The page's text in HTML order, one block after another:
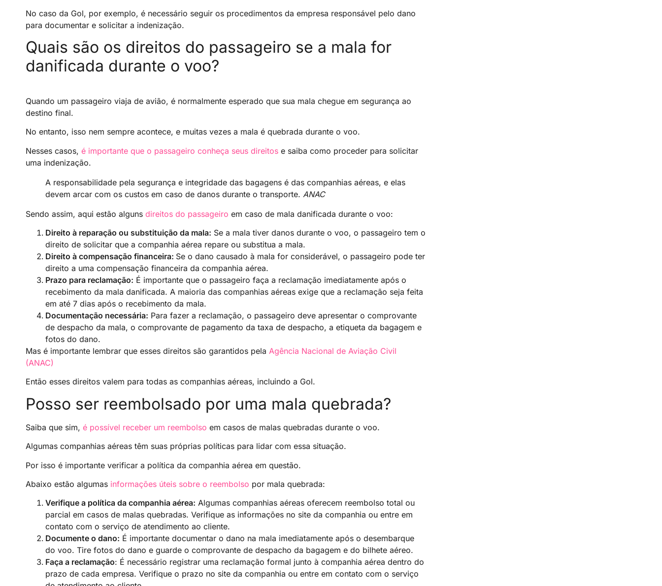
No caso da Gol, por exemplo, é necessário seguir os procedimentos da empresa responsável pelo dano
para documentar e solicitar a indenização.
Quais são os direitos do passageiro se a mala for
danificada durante o voo?
Quando um passageiro viaja de avião, é normalmente esperado que sua mala chegue em segurança ao
destino final.
No entanto, isso nem sempre acontece, e muitas vezes a mala é quebrada durante o voo.
Nesses casos, é importante que o passageiro conheça seus direitos e saiba como proceder para solicitar
uma indenização.
A responsabilidade pela segurança e integridade das bagagens é das companhias aéreas, e elas
devem arcar com os custos em caso de danos durante o transporte. ANAC
Sendo assim, aqui estão alguns direitos do passageiro em caso de mala danificada durante o voo:
Direito à reparação ou substituição da mala: Se a mala tiver danos durante o voo, o passageiro tem o
direito de solicitar que a companhia aérea repare ou substitua a mala.
Direito à compensação financeira: Se o dano causado à mala for considerável, o passageiro pode ter
direito a uma compensação financeira da companhia aérea.
Prazo para reclamação: É importante que o passageiro faça a reclamação imediatamente após o
recebimento da mala danificada. A maioria das companhias aéreas exige que a reclamação seja feita
em até 7 dias após o recebimento da mala.
Documentação necessária: Para fazer a reclamação, o passageiro deve apresentar o comprovante
de despacho da mala, o comprovante de pagamento da taxa de despacho, a etiqueta da bagagem e
fotos do dano.
Mas é importante lembrar que esses direitos são garantidos pela Agência Nacional de Aviação Civil
(ANAC)
Então esses direitos valem para todas as companhias aéreas, incluindo a Gol.
Posso ser reembolsado por uma mala quebrada?
Saiba que sim, é possível receber um reembolso em casos de malas quebradas durante o voo.
Algumas companhias aéreas têm suas próprias políticas para lidar com essa situação.
Por isso é importante verificar a política da companhia aérea em questão.
Abaixo estão algumas informações úteis sobre o reembolso por mala quebrada:
Verifique a política da companhia aérea: Algumas companhias aéreas oferecem reembolso total ou
parcial em casos de malas quebradas. Verifique as informações no site da companhia ou entre em
contato com o serviço de atendimento ao cliente.
Documente o dano: É importante documentar o dano na mala imediatamente após o desembarque
do voo. Tire fotos do dano e guarde o comprovante de despacho da bagagem e do bilhete aéreo.
Faça a reclamação: É necessário registrar uma reclamação formal junto à companhia aérea dentro do
prazo de cada empresa. Verifique o prazo no site da companhia ou entre em contato com o serviço